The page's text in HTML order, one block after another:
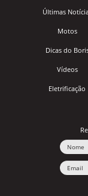
Últimas
Motos
Dicas do
Vídeos
Eletrificação